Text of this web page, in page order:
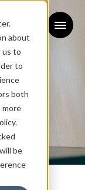
about
us to
to
both
more
be